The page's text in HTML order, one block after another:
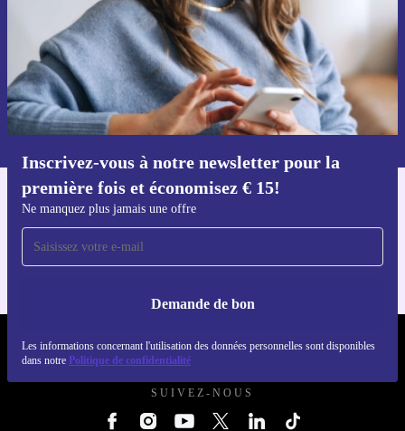
Inscrivez-vous à notre newsletter pour la
première fois et économisez € 15!
Politique de confidentialité
Voucher aanvragen
Retrouvez les informations sur l'utilisation des données personnelles
dans notre
politique de confidentialité.
Téléchargez l'application refurbed
Pour iOS et Android
REFURBED BELGIQUE - RETHINK NEW.
SUIVEZ-NOUS